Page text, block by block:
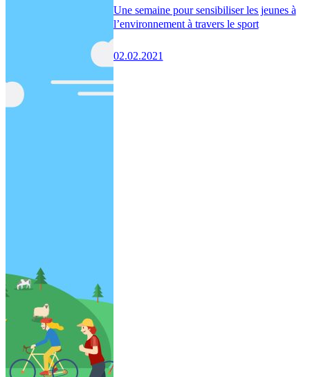
Une semaine pour sensibiliser les jeunes à
l’environnement à travers le sport
02.02.2021